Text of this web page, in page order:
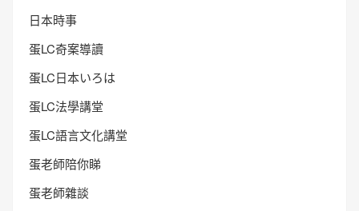
日本時事
蛋LC奇案導讀
蛋LC日本いろは
蛋LC法學講堂
蛋LC語言文化講堂
蛋老師陪你睇
蛋老師雜談